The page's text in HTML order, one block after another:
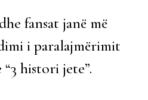
fansat janë më
i paralajmërimit
histori jete”.